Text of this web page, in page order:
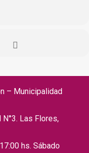
– Municipalidad
N°3. Las Flores,
hs. Sábado